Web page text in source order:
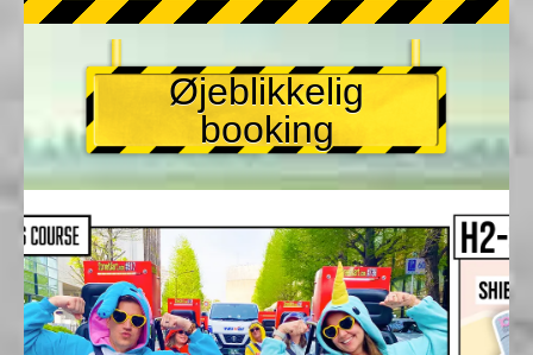
Øjeblikkelig
booking